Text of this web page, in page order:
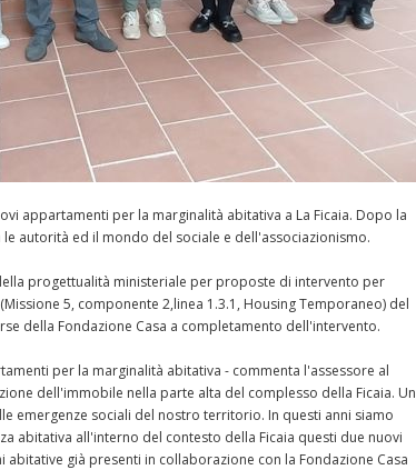
appartamenti per la marginalità abitativa a La Ficaia. Dopo la
autorità ed il mondo del sociale e dell'associazionismo.
progettualità ministeriale per proposte di intervento per
5, componente 2,linea 1.3.1, Housing Temporaneo) del
della Fondazione Casa a completamento dell'intervento.
per la marginalità abitativa - commenta l'assessore al
dell'immobile nella parte alta del complesso della Ficaia. Un
emergenze sociali del nostro territorio. In questi anni siamo
abitativa all'interno del contesto della Ficaia questi due nuovi
già presenti in collaborazione con la Fondazione Casa